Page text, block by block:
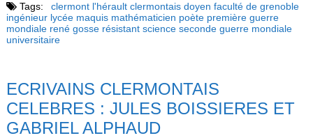
Tags:
clermont l'hérault clermontais doyen faculté de grenoble
ingénieur lycée maquis mathématicien poète première guerre
mondiale rené gosse résistant science seconde guerre mondiale
universitaire
ECRIVAINS CLERMONTAIS
CELEBRES : JULES BOISSIERES ET
GABRIEL ALPHAUD